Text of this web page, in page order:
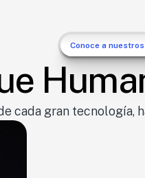
Conoce a
cada gran tecnología,